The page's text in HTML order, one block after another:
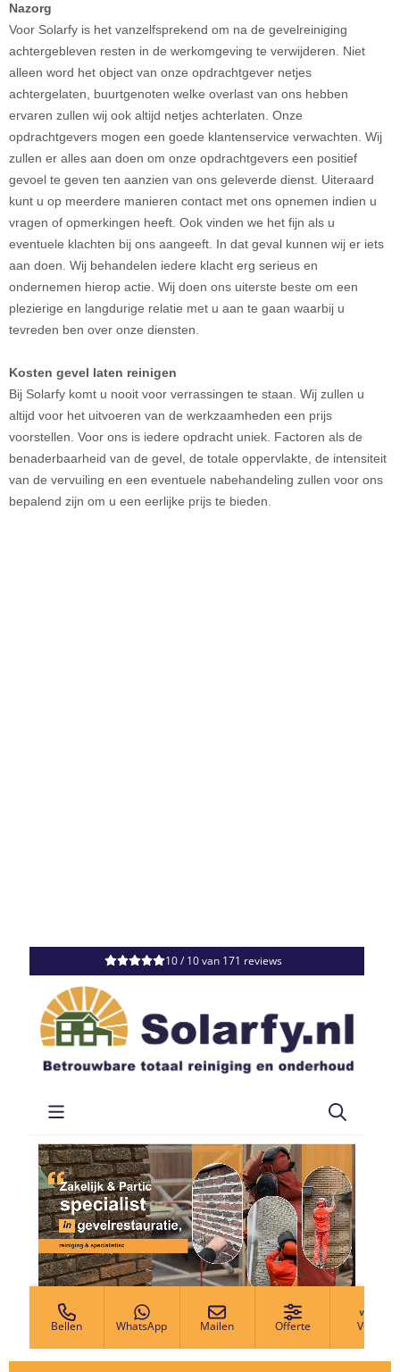
Nazorg
Voor Solarfy is het vanzelfsprekend om na de gevelreiniging
achtergebleven resten in de werkomgeving te verwijderen. Niet
alleen word het object van onze opdrachtgever netjes
achtergelaten, buurtgenoten welke overlast van ons hebben
ervaren zullen wij ook altijd netjes achterlaten. Onze
opdrachtgevers mogen een goede klantenservice verwachten. Wij
zullen er alles aan doen om onze opdrachtgevers een positief
gevoel te geven ten aanzien van ons geleverde dienst. Uiteraard
kunt u op meerdere manieren contact met ons opnemen indien u
vragen of opmerkingen heeft. Ook vinden we het fijn als u
eventuele klachten bij ons aangeeft. In dat geval kunnen wij er iets
aan doen. Wij behandelen iedere klacht erg serieus en
ondernemen hierop actie. Wij doen ons uiterste beste om een
plezierige en langdurige relatie met u aan te gaan waarbij u
tevreden ben over onze diensten.
Kosten gevel laten reinigen
Bij Solarfy komt u nooit voor verrassingen te staan. Wij zullen u
altijd voor het uitvoeren van de werkzaamheden een prijs
voorstellen. Voor ons is iedere opdracht uniek. Factoren als de
benaderbaarheid van de gevel, de totale oppervlakte, de intensiteit
van de vervuiling en een eventuele nabehandeling zullen voor ons
bepalend zijn om u een eerlijke prijs te bieden.